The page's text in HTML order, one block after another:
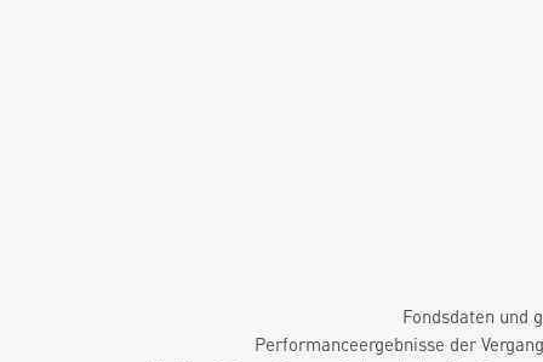
Fondsdaten und
Performanceergebnisse der